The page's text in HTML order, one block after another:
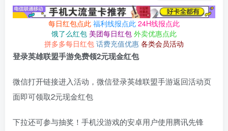
每日红包点此 福利线报点此 24H线报点此
饿了么红包 美团每日红包 外卖优惠点此
拼多多每日红包 话费充值优惠 各类会员活动
登录英雄联盟手游免费领2元现金红包
微信打开链接进入活动，微信登录英雄联盟手游返回活动页
面即可领取2元现金红包
下拉还可参与抽奖！手机没游戏的安卓用户使用腾讯先锋